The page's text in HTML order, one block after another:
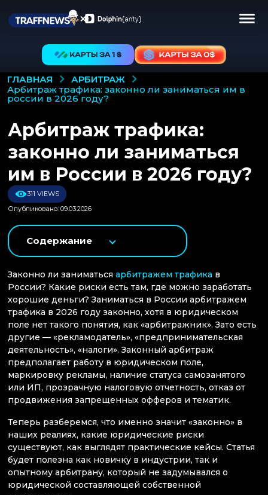
ГЛАВНАЯ
АРБИТРАЖ
арбитраж трафика: законно ли заниматься им в
россии в 2026 году?
Арбитраж трафика:
законно ли заниматься
им в России в 2026 году?
311 VIEWS
Опубликовано: 09.03.2026
Содержание
Законно ли заниматься арбитражем трафика в
России? Какие риски есть там, где можно заработать
хорошие деньги? Заниматься в России арбитражем
трафика в 2026 году законно, хотя в юридическом
поле нет такого понятия, как «арбитражник». Зато есть
другие — «рекламодатель», «предпринимательская
деятельность», «налоги». Законный арбитраж
предполагает работу в юридическом поле,
маркировку рекламы, наличие статуса самозанятого
или ИП, прозрачную налоговую отчетность, отказ от
продвижения запрещенных офферов и тематик.
Теперь разберемся, что именно значит «законно» в
наших реалиях, какие юридические риски
существуют, как выглядят практические кейсы. Статья
будет полезна как новичку в индустрии, так и
опытному арбитрану, который не задумывался о
юридической составляющей собственной